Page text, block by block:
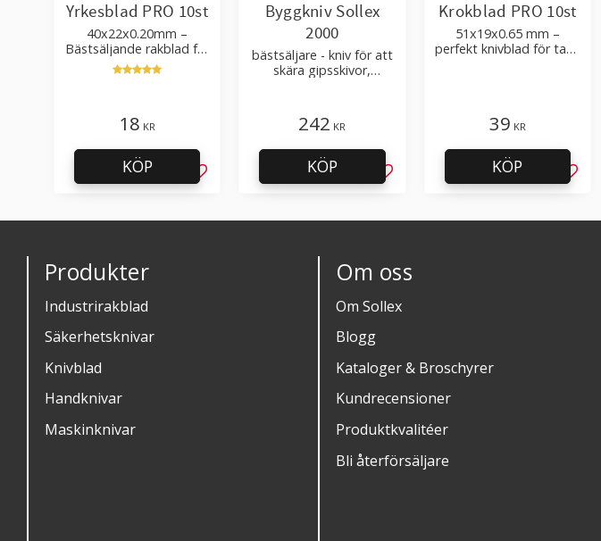
Yrkesblad PRO 10st
40x22x0.20mm –
Bästsäljande rakblad för
att skära tapet, tyg, filt,
hobby bruk
18 KR
Lägg till i favoriter
KÖP
Byggkniv Sollex
2000
bästsäljare - kniv för att
skära gipsskivor,
242 KR
Lägg till i favoriter
KÖP
Krokblad PRO 10st
51x19x0.65 mm –
perfekt knivblad för tak-,
39 KR
KÖP
Produkter
Industrirakblad
Säkerhetsknivar
Knivblad
Handknivar
Maskinknivar
Om oss
Om Sollex
Blogg
Kataloger & Broschyrer
Kundrecensioner
Produktkvalitéer
Bli återförsäljare